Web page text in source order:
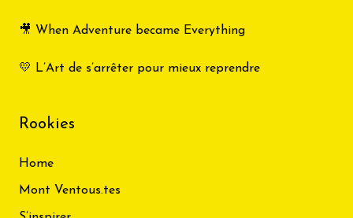
🎥 When Adventure became Everything
💛 L’Art de s’arrêter pour mieux reprendre
Rookies
Home
Mont Ventous.tes